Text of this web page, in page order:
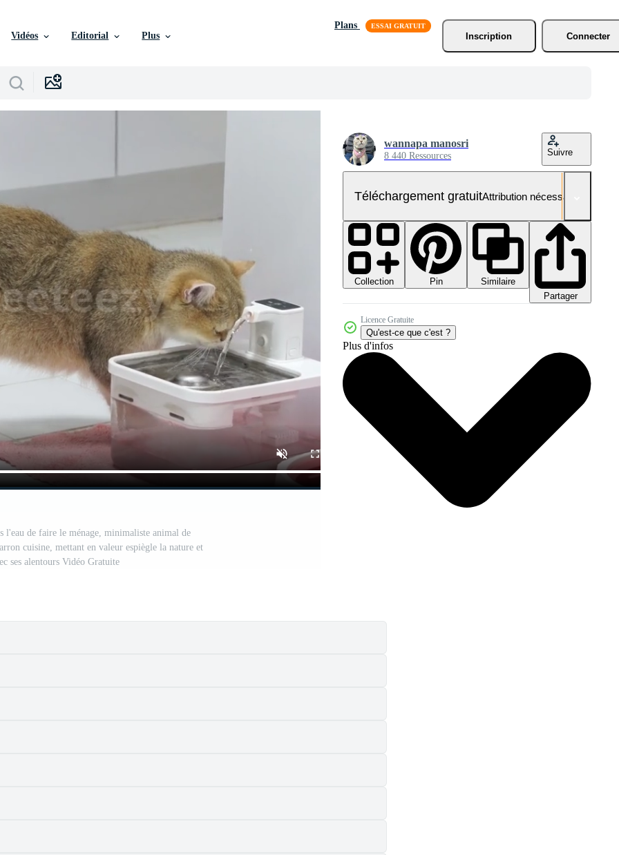
Vidéos Editorial Plus
Plans
Inscription
Connecter
l'eau de faire le ménage, minimaliste animal de
cuisine, mettant en valeur espiègle la nature et
ses alentours Vidéo Gratuite
wannapa manosri
8 440 Ressources Suivre
Téléchargement gratuitAttribution nécessaire
Collection Pin
Similaire
Partager
Licence Gratuite
Qu'est-ce que c'est ?
Plus d'infos